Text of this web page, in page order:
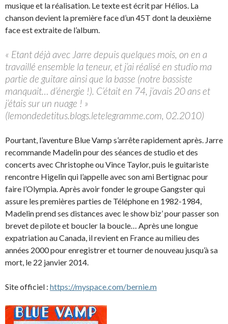
musique et la réalisation. Le texte est écrit par Hélios. La
chanson devient la première face d’un 45T dont la deuxième
face est extraite de l’album.
« Etant déjà avec Jarre depuis quelques mois, on en a
travaillé ensemble la teneur, et j’ai réalisé en studio ma
partie de guitare ainsi que la basse (notre bassiste
manquait… d’énergie !). C’était en 74, j’avais 20 ans et
j’étais sur un nuage ! »
(lemondedetitus.blogs.letelegramme.com, 02.2010)
Pourtant, l’aventure Blue Vamp s’arrête rapidement après. Jarre
recommande Madelin pour des séances de studio et des
concerts avec Christophe ou Vince Taylor, puis le guitariste
rencontre Higelin qui l’appelle avec son ami Bertignac pour
faire l’Olympia. Après avoir fonder le groupe Gangster qui
assure les premières parties de Téléphone en 1982-1984,
Madelin prend ses distances avec le show biz’ pour passer son
brevet de pilote et boucler la boucle… Après une longue
expatriation au Canada, il revient en France au milieu des
années 2000 pour enregistrer et tourner de nouveau jusqu’à sa
mort, le 22 janvier 2014.
Site officiel : https://myspace.com/bernie.m